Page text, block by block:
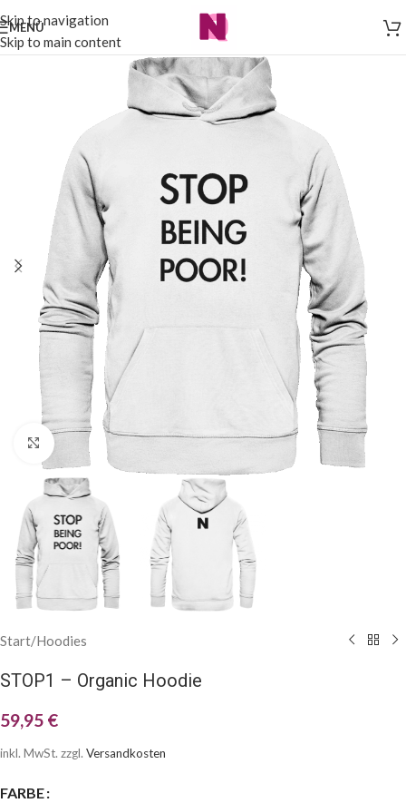
Skip to navigation
Skip to main content
MENÜ
Klick zum Vergrößern
Start/Hoodies
STOP1 – Organic Hoodie
59,95 €
inkl. MwSt. zzgl. Versandkosten
FARBE